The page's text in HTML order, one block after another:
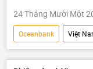
24 Tháng Mười Một
Oceanbank Việt
ngân hàng